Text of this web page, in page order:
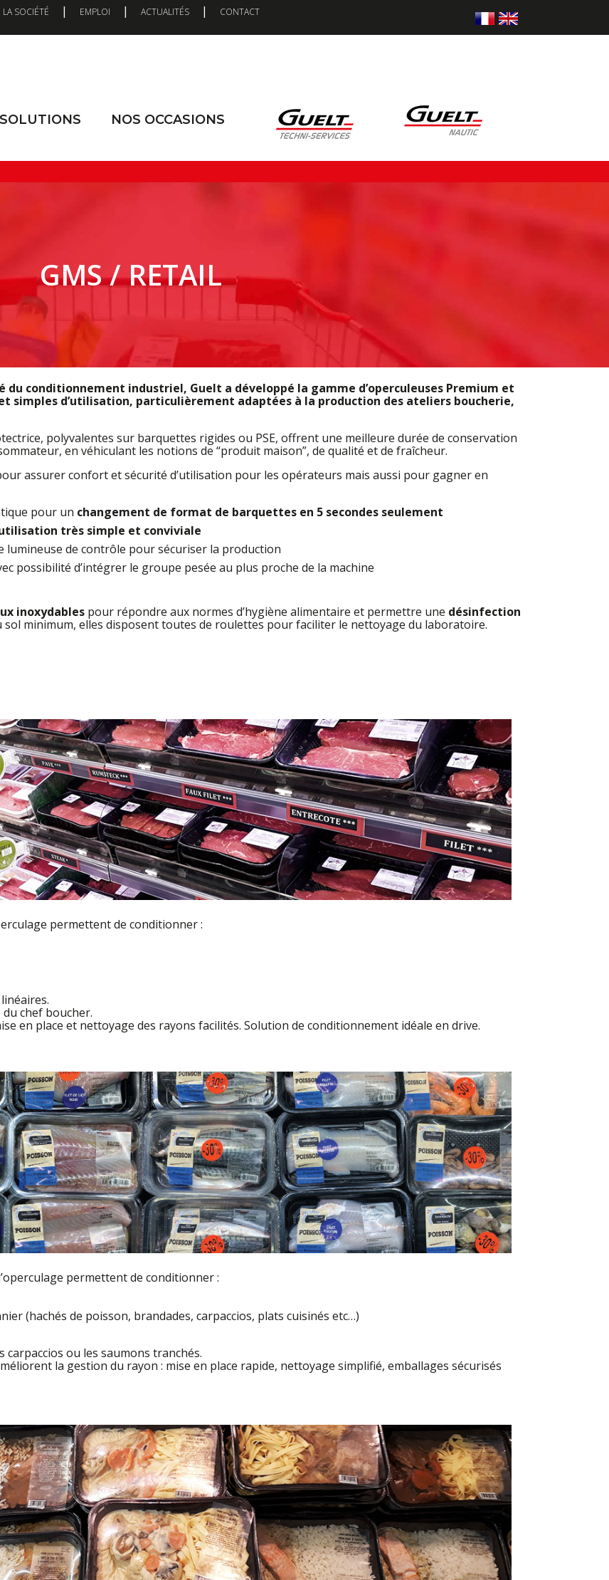
LA SOCIÉTÉ | EMPLOI | ACTUALITÉS | CONTACT
NOS OCCASIONS
GMS / RETAIL
du conditionnement industriel, Guelt a développé la gamme d’operculeuses Premium et
simples d’utilisation, particulièrement adaptées à la production des ateliers boucherie,
polyvalentes sur barquettes rigides ou PSE, offrent une meilleure durée de conservation
en véhiculant les notions de “produit maison”, de qualité et de fraîcheur.
assurer confort et sécurité d’utilisation pour les opérateurs mais aussi pour gagner en
pour un changement de format de barquettes en 5 secondes seulement
très simple et conviviale
lumineuse de contrôle pour sécuriser la production
possibilité d’intégrer le groupe pesée au plus proche de la machine
inoxydables pour répondre aux normes d’hygiène alimentaire et permettre une désinfection
sol minimum, elles disposent toutes de roulettes pour faciliter le nettoyage du laboratoire.
permettent de conditionner :
chef boucher.
en place et nettoyage des rayons facilités. Solution de conditionnement idéale en drive.
permettent de conditionner :
(hachés de poisson, brandades, carpaccios, plats cuisinés etc…)
ou les saumons tranchés.
la gestion du rayon : mise en place rapide, nettoyage simplifié, emballages sécurisés